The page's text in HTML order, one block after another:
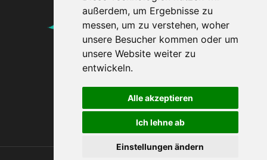
außerdem, um Ergebnisse zu
messen, um zu verstehen, woher
unsere Besucher kommen oder um
unsere Website weiter zu
entwickeln.
Alle akzeptieren
Ich lehne ab
Einstellungen ändern
Agentur ohne
Grenzen
seit 1993
Impressum
Datenschutzerklärung